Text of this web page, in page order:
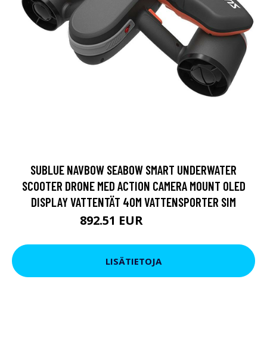
SUBLUE NAVBOW SEABOW SMART UNDERWATER
SCOOTER DRONE MED ACTION CAMERA MOUNT OLED
DISPLAY VATTENTÄT 40M VATTENSPORTER SIM
892.51 EUR
LISÄTIETOJA